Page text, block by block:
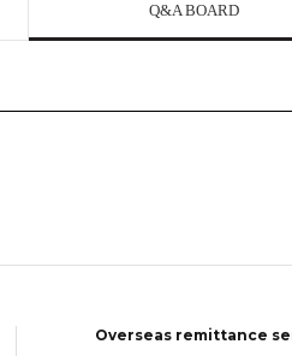
Q&A BOARD
Overseas remittance